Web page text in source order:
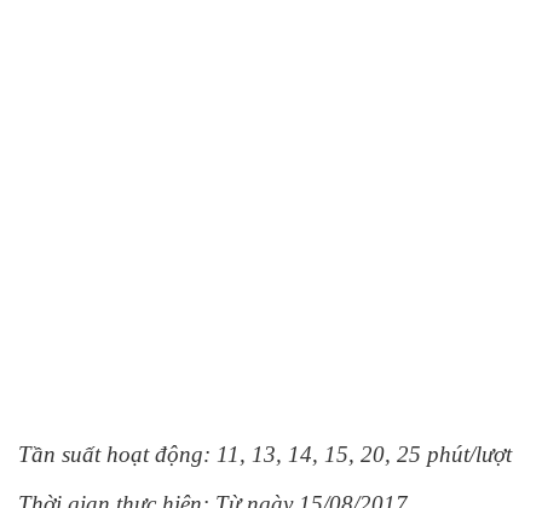
Tần suất hoạt động: 11, 13, 14, 15, 20, 25 phút/lượt